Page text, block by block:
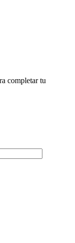
completar tu